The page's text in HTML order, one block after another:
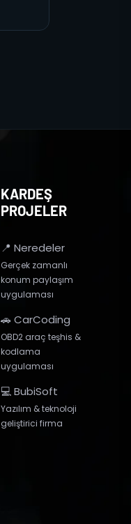
KARDEŞ
PROJELER
📍 Neredeler
Gerçek zamanlı
konum paylaşım
uygulaması
🚗 CarCoding
OBD2 araç teşhis &
kodlama
uygulaması
💻 BubiSoft
Yazılım & teknoloji
geliştirici firma